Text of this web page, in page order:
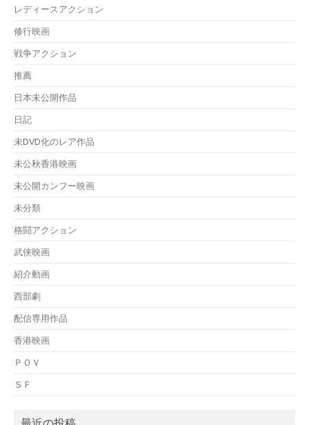
レディースアクション
修行映画
戦争アクション
推薦
日本未公開作品
日記
未DVD化のレア作品
未公秋香港映画
未公開カンフー映画
未分類
格闘アクション
武侠映画
紹介動画
西部劇
配信専用作品
香港映画
ＰＯＶ
ＳＦ